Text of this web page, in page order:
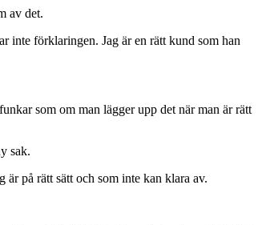
av det.
inte förklaringen. Jag är en rätt kund som han
som om man lägger upp det när man är rätt
sak.
på rätt sätt och som inte kan klara av.